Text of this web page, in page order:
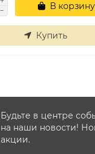
В корзину
Купить
Будьте в центре
на наши новости!
акции.